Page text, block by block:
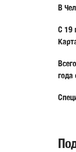
В
С 19
года